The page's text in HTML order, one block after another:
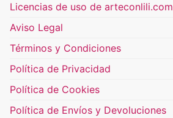
Licencias de uso de arteconlili.com
Aviso Legal
Términos y Condiciones
Política de Privacidad
Política de Cookies
Política de Envíos y Devoluciones